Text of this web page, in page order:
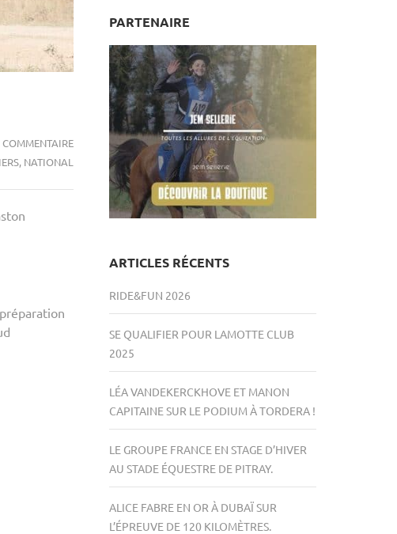
COMMENTAIRERIDE&FUN
, NATIONAL
PARTENAIRE
ARTICLES RÉCENTS
RIDE&FUN 2026
SE QUALIFIER POUR LAMOTTE CLUB
2025
LÉA VANDEKERCKHOVE ET MANON
CAPITAINE SUR LE PODIUM À TORDERA !
LE GROUPE FRANCE EN STAGE D’HIVER
AU STADE ÉQUESTRE DE PITRAY.
ALICE FABRE EN OR À DUBAÏ SUR
L’ÉPREUVE DE 120 KILOMÈTRES.